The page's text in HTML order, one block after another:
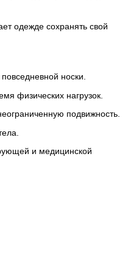
одежде сохранять свой
носки.
физических нагрузок.
подвижность.
и медицинской